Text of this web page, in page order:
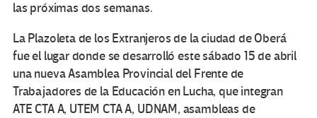
las próximas dos semanas.
La Plazoleta de los Extranjeros de la ciudad de Oberá
fue el lugar donde se desarrolló este sábado 15 de abril
una nueva Asamblea Provincial del Frente de
Trabajadores de la Educación en Lucha, que integran
ATE CTA A, UTEM CTA A, UDNAM, asambleas de